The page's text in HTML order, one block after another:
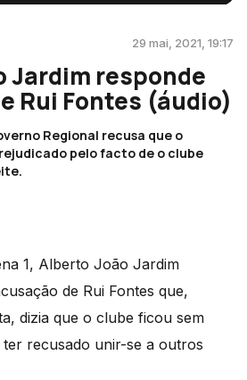
29 mai, 2021, 19:17
Jardim responde
Rui Fontes (áudio)
Regional recusa que o
pelo facto de o clube
1, Alberto João Jardim
de Rui Fontes que,
dizia que o clube ficou sem
recusado unir-se a outros